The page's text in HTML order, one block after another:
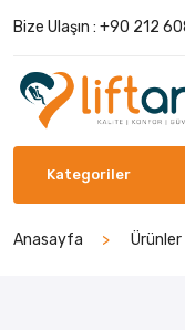
Bize Ulaşın : +90 212
Kategoriler
Anasayfa Ürünler